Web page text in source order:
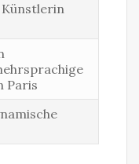
Paris